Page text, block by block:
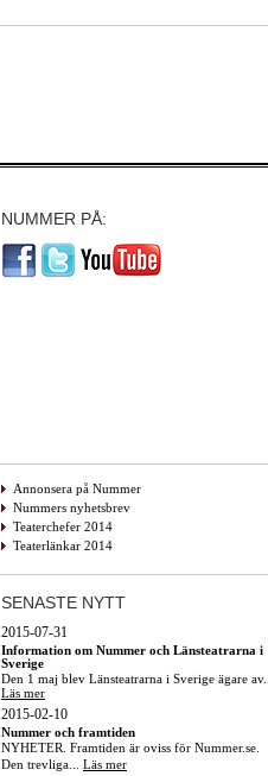
NUMMER PÅ:
Annonsera på Nummer
Nummers nyhetsbrev
Teaterchefer 2014
Teaterlänkar 2014
SENASTE NYTT
2015-07-31
Information om Nummer och Länsteatrarna i
Sverige
Den 1 maj blev Länsteatrarna i Sverige ägare av...
Läs mer
2015-02-10
Nummer och framtiden
NYHETER. Framtiden är oviss för Nummer.se.
Den trevliga... Läs mer